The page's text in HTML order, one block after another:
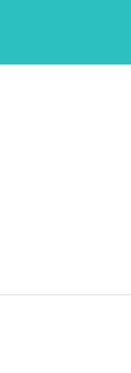
contenu